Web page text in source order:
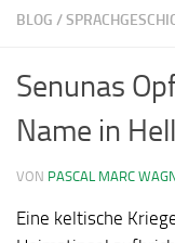
BLOG /
Senunas
Name in
VON PASCAL MARC
Eine keltische